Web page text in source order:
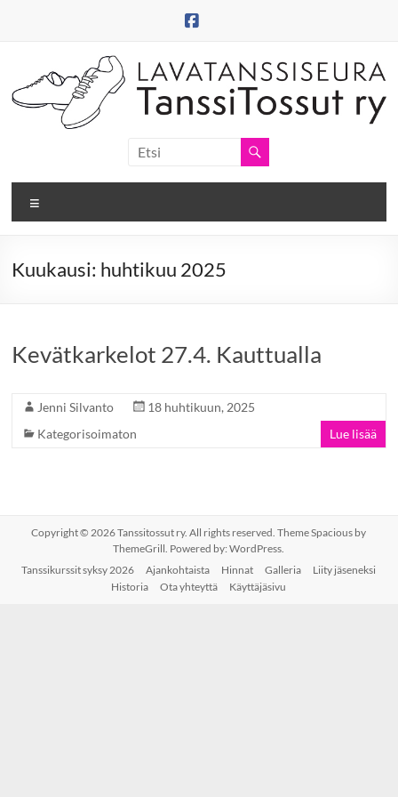
Tanssitossut
ry
Tanssitossujen
sivut
Kuukausi: huhtikuu 2025
Kevätkarkelot 27.4. Kauttualla
Jenni Silvanto
18 huhtikuun, 2025
Kategorisoimaton
Lue lisää
Copyright © 2026Tanssitossut ry. All rights reserved. ThemeSpacious by
ThemeGrill. Powered by:WordPress
Tanssikurssit syksy 2026
Ajankohtaista Hinnat Galleria
Liity jäseneksi
Historia
Ota yhteyttä Käyttäjäsivu